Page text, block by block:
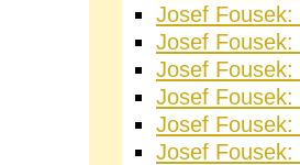
Josef
Josef
Josef
Josef
Josef
Josef